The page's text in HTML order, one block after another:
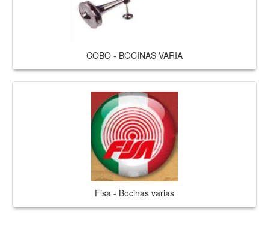
COBO - BOCINAS VARIA
Fisa - Bocinas varias